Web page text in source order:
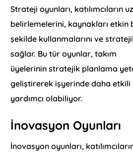
Strateji oyunları, katılımcıların
belirlemelerini, kaynakları etkin
şekilde kullanmalarını ve
sağlar. Bu tür oyunlar, takım
üyelerinin stratejik planlama
geliştirerek işyerinde daha etkili
yardımcı olabiliyor.
İnovasyon Oyunları
İnovasyon oyunları,